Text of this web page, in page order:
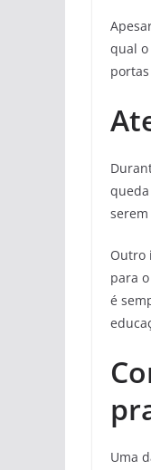
qual
Outro
para
é
Uma